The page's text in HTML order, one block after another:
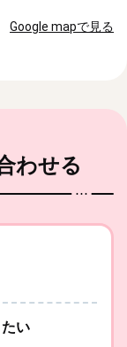
Google mapで見る
わせる
い